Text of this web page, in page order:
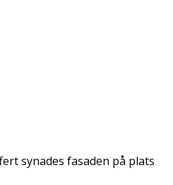
synades fasaden på plats